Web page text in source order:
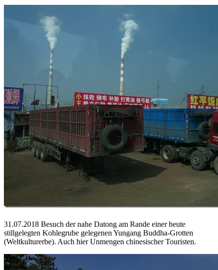
31.07.2018 Besuch der nahe Datong am Rande einer heute
stillgelegten Kohlegrube gelegenen Yungang Buddha-Grotten
(Weltkulturerbe). Auch hier Unmengen chinesischer Touristen.